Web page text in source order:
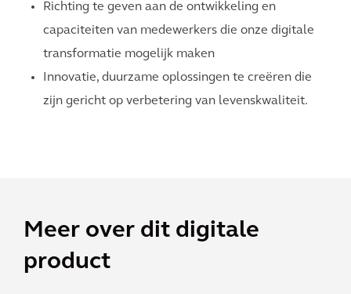
Richting te geven aan de ontwikkeling en
capaciteiten van medewerkers die onze digitale
transformatie mogelijk maken
Innovatie, duurzame oplossingen te creëren die
zijn gericht op verbetering van levenskwaliteit.
Meer over dit digitale
product